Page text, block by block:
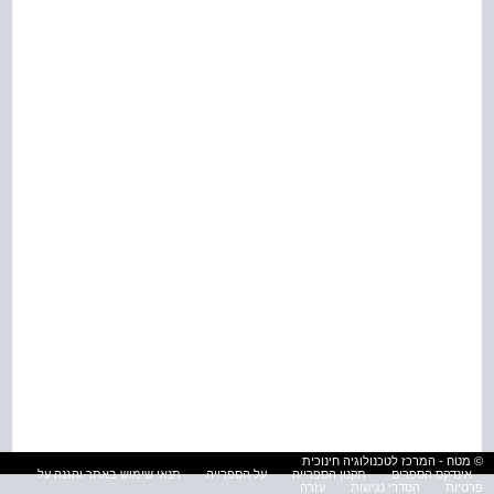
© מטח - המרכז לטכנולוגיה חינוכית
אינדקס הספרים
תקנון הספרייה על הספרייה
תנאי שימוש באתר והגנה על
פרטיות
הסדרי נגישות עזרה